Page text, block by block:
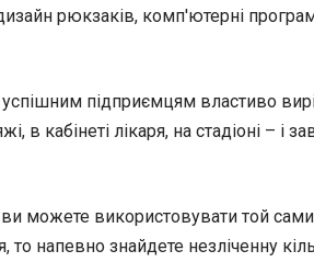
рюкзаків, комп'ютерні
підприємцям властиво
в кабінеті лікаря, на стадіоні –
використовувати той
напевно знайдете незліченну